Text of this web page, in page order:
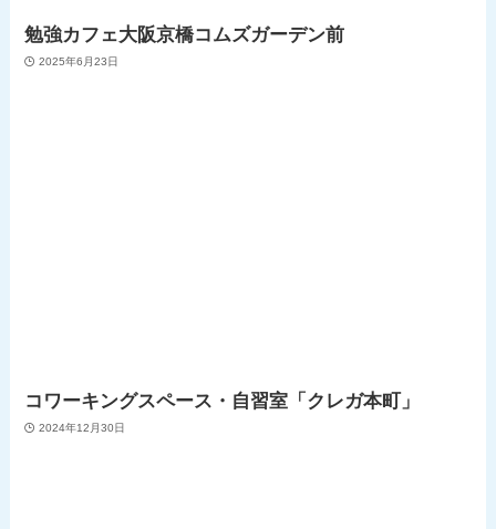
勉強カフェ大阪京橋コムズガーデン前
2025年6月23日
コワーキングスペース・自習室「クレガ本町」
2024年12月30日